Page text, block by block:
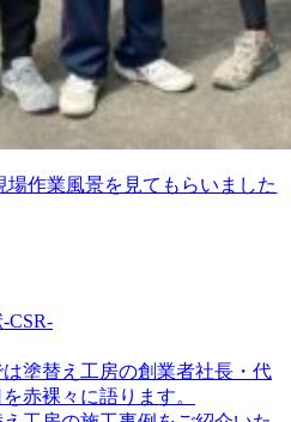
場作業風景を見てもらいました
CSR-
は塗替え工房の創業者社長・代
赤裸々に語ります。